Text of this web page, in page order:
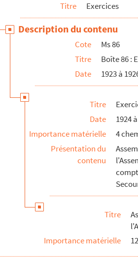
Titre Exercices
Description du contenu
Cote
Ms 86
Titre
Boîte 86 :
Date
1923 à
Titre
Date
1924
Importance matérielle
4
Présentation du
contenu
Titre
Importance matérielle